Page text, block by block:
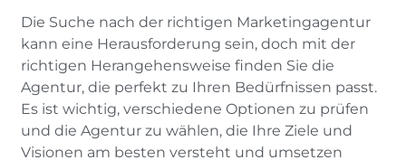
Die Suche nach der richtigen Marketingagentur
kann eine Herausforderung sein, doch mit der
richtigen Herangehensweise finden Sie die
Agentur, die perfekt zu Ihren Bedürfnissen passt.
Es ist wichtig, verschiedene Optionen zu prüfen
und die Agentur zu wählen, die Ihre Ziele und
Visionen am besten versteht und umsetzen